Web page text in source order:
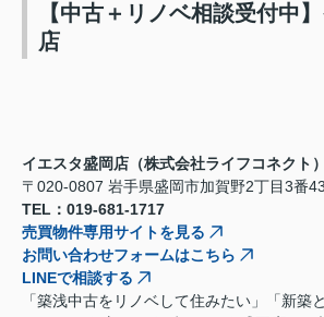
【中古＋リノベ相談受付中
店
イエスタ盛岡店（株式会社ライフコネクト）
〒020-0807 岩手県盛岡市加賀野2丁目3番
TEL：019-681-1717
売買物件専用サイトを見る
お問い合わせフォームはこちら
LINEで相談する
「築浅中古をリノベして住みたい」「新築